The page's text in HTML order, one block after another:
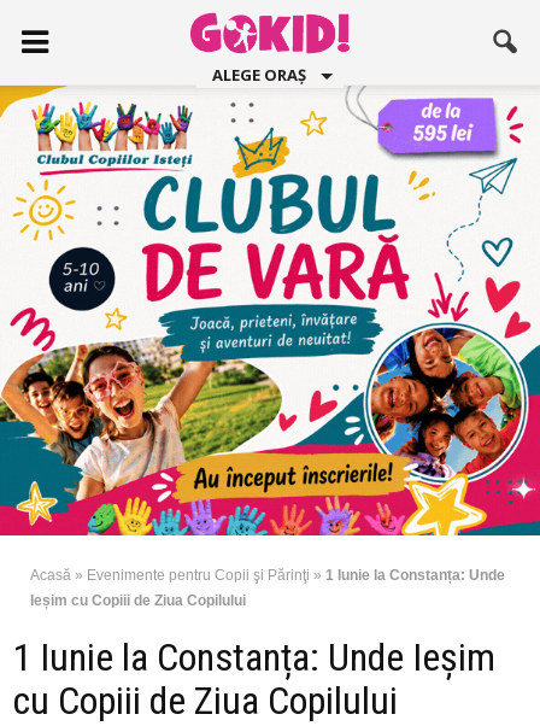
ALEGE ORAȘ
Acasă » Evenimente pentru Copii şi Părinţi » 1 Iunie la Constanța: Unde
Ieșim cu Copiii de Ziua Copilului
1 Iunie la Constanța: Unde Ieșim
cu Copiii de Ziua Copilului